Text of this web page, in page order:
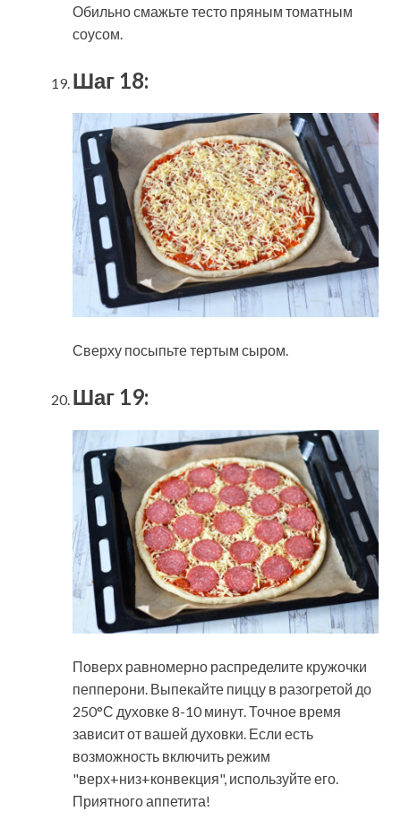
Обильно смажьте тесто пряным томатным
соусом.
Шаг 18:
Сверху посыпьте тертым сыром.
Шаг 19:
Поверх равномерно распределите кружочки
пепперони. Выпекайте пиццу в разогретой до
250°С духовке 8-10 минут. Точное время
зависит от вашей духовки. Если есть
возможность включить режим
"верх+низ+конвекция", используйте его.
Приятного аппетита!